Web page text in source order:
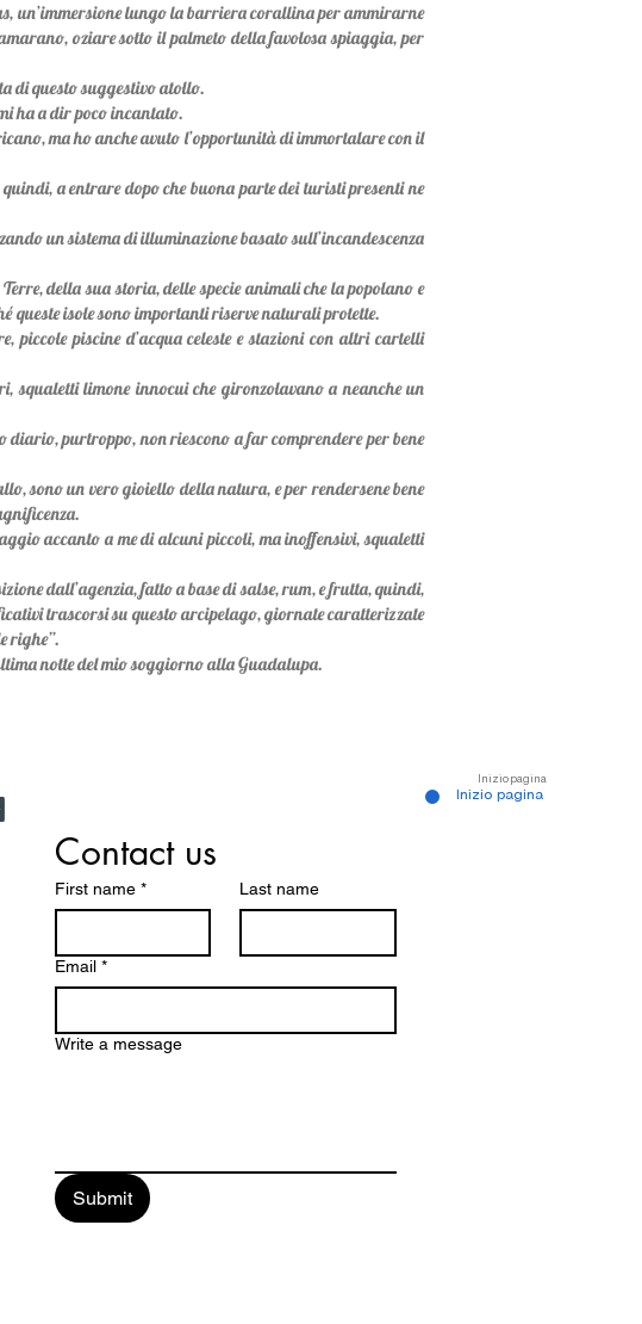
un’immersione lungo la barriera corallina per ammirarne
oziare sotto il palmeto della favolosa spiaggia, per
di questo suggestivo atollo.
ha a dir poco incantato.
ma ho anche avuto l’opportunità di immortalare con il
a entrare dopo che buona parte dei turisti presenti ne
un sistema di illuminazione basato sull’incandescenza
della sua storia, delle specie animali che la popolano e
queste isole sono importanti riserve naturali protette.
piscine d’acqua celeste e stazioni con altri cartelli
limone innocui che gironzolavano a neanche un
purtroppo, non riescono a far comprendere per bene
sono un vero gioiello della natura, e per rendersene bene
accanto a me di alcuni piccoli, ma inoffensivi, squaletti
dall’agenzia, fatto a base di salse, rum, e frutta, quindi,
trascorsi su questo arcipelago, giornate caratterizzate
righe”.
notte del mio soggiorno alla Guadalupa.
Inizio pagina
Contact us
First name * Last name
Email *
Write a message
Submit
Inizio pagina